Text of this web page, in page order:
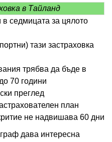
в Тайланд
в седмицата за цялото
тази застраховка
трябва да бъде в
70 години
преглед
план
не надвишава 60 дни
дава интересна